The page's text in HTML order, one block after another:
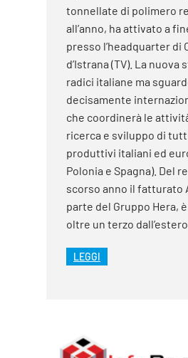
tonnellate di polimero
all’anno, ha attivato a
presso l’headquarter di
d’Istrana (TV). La
radici italiane ma
decisamente
che coordinerà le
ricerca e sviluppo di
produttivi italiani ed
Polonia e Spagna). Del
scorso anno il fatturato
parte del Gruppo Hera,
oltre un terzo dall’estero.
LEGGI